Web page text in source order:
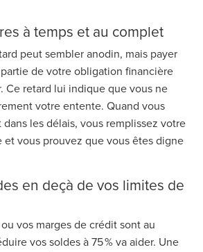
à temps et au complet
peut sembler anodin, mais payer
de votre obligation financière
Ce retard lui indique que vous ne
votre entente. Quand vous
les délais, vous remplissez votre
vous prouvez que vous êtes digne
en deçà de vos limites de
vos marges de crédit sont au
vos soldes à 75 % va aider. Une